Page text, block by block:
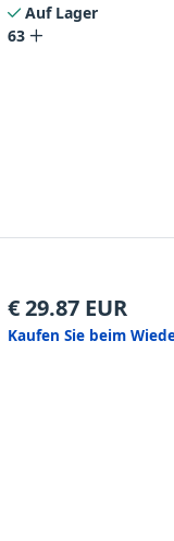
Auf Lager
63
€29.87 EUR
Kaufen Sie beim